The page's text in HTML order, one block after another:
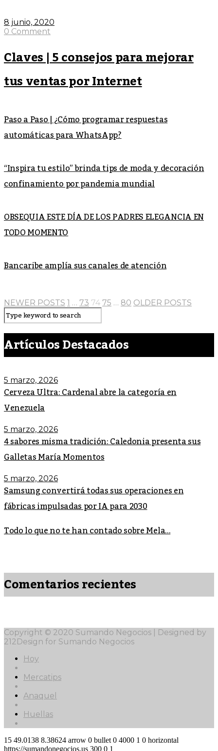
8 junio, 2020
0 Comment
Claves | 5 consejos para mejorar
tus ventas por Internet
Paso a Paso | ¿Cómo programar respuestas
automáticas para WhatsApp?
“Inspira tu estilo” brinda tips de moda y decoración
confinamiento por pandemia mundial
OBSEQUIA ESTE DÍA DE LOS PADRES ELEGANCIA EN
TODO MOMENTO
Bancaribe amplía sus canales de atención
NEWER POSTS 1 … 73 74 75 … 80 OLDER POSTS
Artículos Destacados
5 marzo, 2026
Cerveza Ultra: Cardenal abre la categoría en
Venezuela
5 marzo, 2026
4 sabores misma tradición: Caledonia presenta sus
Galletas María Momentos
5 marzo, 2026
Samsung convertirá todas sus operaciones en
fábricas impulsadas por IA para 2030
Todo lo que no te han contado sobre Mela...
Comentarios recientes
Copyright © 2020 Sumando Negocios | Designed by
212Design for Sumando Negocios
Hoy
Mercatips
Anaquel
Huellas
15 49.0138 8.38624 arrow 0 bullet 0 4000 1 0 horizontal
https://sumandonegocios.us 300 0 1